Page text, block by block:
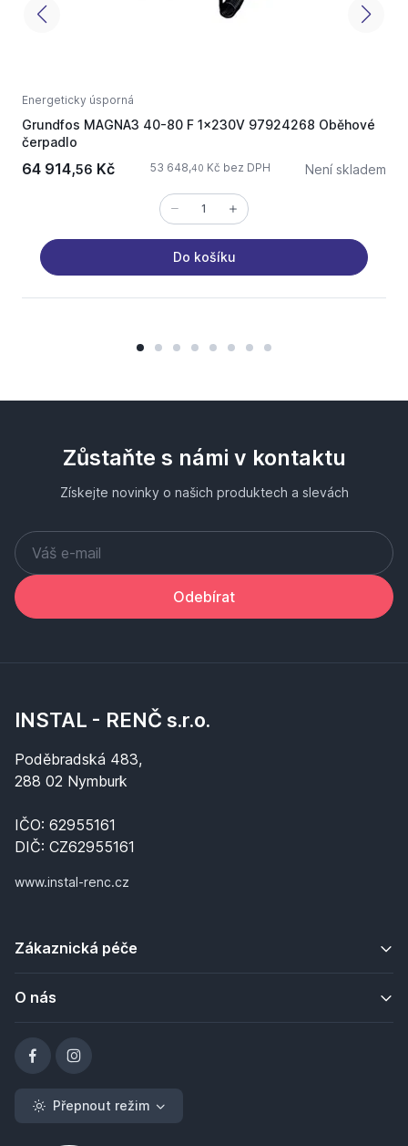
Energeticky úsporná
Grundfos MAGNA3 40-80 F 1x230V 97924268 Oběhové
čerpadlo
64 914,56 Kč 53 648,40 Kč bez DPH Není skladem
Do košíku
Zůstaňte s námi v kontaktu
Získejte novinky o našich produktech a slevách
Odebírat
INSTAL - RENČ s.r.o.
Poděbradská 483,
288 02 Nymburk
IČO: 62955161
DIČ: CZ62955161
www.instal-renc.cz
Zákaznická péče
O nás
Přepnout režim